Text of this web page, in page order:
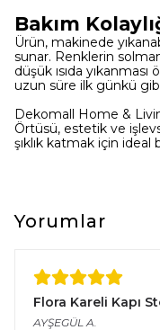
Bakım
Ürün, makinede
sunar. Renklerin
düşük ısıda
uzun süre ilk günkü gibi
Dekomall Home &
Örtüsü, estetik ve
şıklık katmak için ideal
Yorumlar
Flora Kareli Kapı
AYŞEGÜL A.